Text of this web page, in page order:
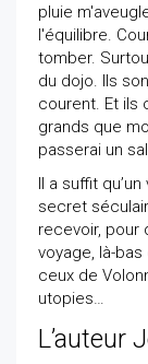
pluie
l'équilibre.
tomber.
du dojo. Ils
courent. Et ils
grands que
passerai un
Il a suffit
secret
recevoir, pour
voyage, là-
ceux de
utopies…
L’auteur